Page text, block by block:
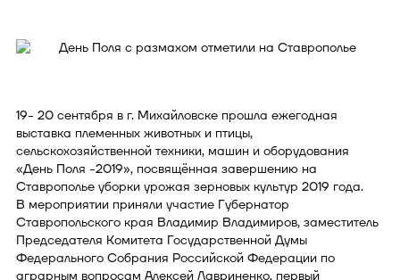
19- 20 сентября в г. Михайловске прошла ежегодная
выставка племенных животных и птицы,
сельскохозяйственной техники, машин и оборудования
«День Поля -2019», посвящённая завершению на
Ставрополье уборки урожая зерновых культур 2019 года.
В мероприятии приняли участие Губернатор
Ставропольского края Владимир Владимиров, заместитель
Председателя Комитета Государственной Думы
Федерального Собрания Российской Федерации по
аграрным вопросам Алексей Лавриненко, первый